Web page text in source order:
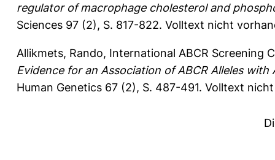
regulator of macrophage cholesterol and
Sciences 97 (2), S. 817-822. Volltext nicht
Allikmets, Rando, International ABCR Screening
Evidence for an Association of ABCR Alleles
Human Genetics 67 (2), S. 487-491. Volltext